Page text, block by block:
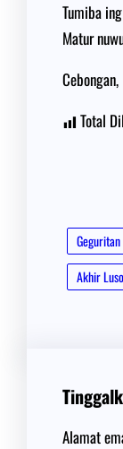
Tumiba
Matur
Total
Geguritan
Akhir
Alamat